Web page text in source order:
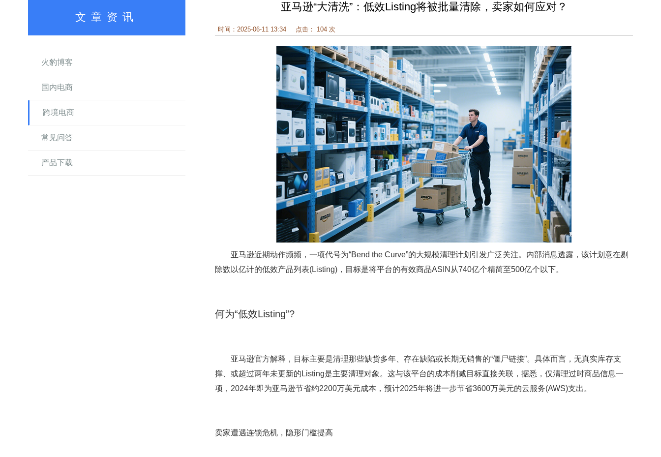
文章资讯
火豹博客
国内电商
跨境电商
常见问答
产品下载
亚马逊“大清洗”：低效Listing将被批量清除，卖家如何应对？
时间：2025-06-11 13:34 点击： 104 次
亚马逊近期动作频频，一项代号为“Bend the Curve”的大规模清理计划引发广泛关注。内部消息透露，该计划意在剔
除数以亿计的低效产品列表(Listing)，目标是将平台的有效商品ASIN从740亿个精简至500亿个以下。
何为“低效Listing”?
亚马逊官方解释，目标主要是清理那些缺货多年、存在缺陷或长期无销售的“僵尸链接”。具体而言，无真实库存支
撑、或超过两年未更新的Listing是主要清理对象。这与该平台的成本削减目标直接关联，据悉，仅清理过时商品信息一
项，2024年即为亚马逊节省约2200万美元成本，预计2025年将进一步节省3600万美元的云服务(AWS)支出。
卖家遭遇连锁危机，隐形门槛提高